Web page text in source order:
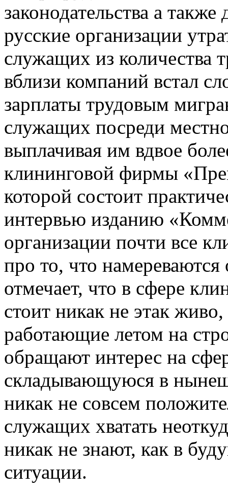
законодательства а
русские организации
служащих из количества
вблизи компаний встал
зарплаты трудовым
служащих посреди
выплачивая им вдвое
клининговой фирмы
которой состоит
интервью изданию
организации почти все
про то, что
отмечает, что в сфере
стоит никак не этак
работающие летом на
обращают интерес на
складывающуюся в
никак не совсем
служащих хватать
никак не знают, как в
ситуации.